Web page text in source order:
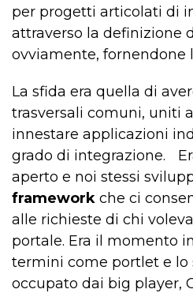
per progetti articolati di
attraverso la definizione
ovviamente, fornendone
La sfida era quella di
trasversali comuni, uniti
innestare applicazioni
grado di integrazione.
aperto e noi stessi
framework che ci
alle richieste di chi
portale. Era il momento
termini come portlet e lo
occupato dai big player,